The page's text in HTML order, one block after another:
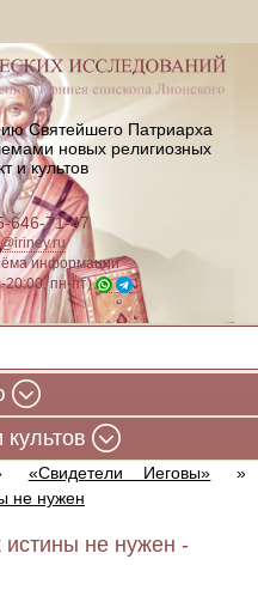
Святейшего Патриарха
новых религиозных
и культов
646-71-47
информации
20:00, пн-пт)
культов
«Свидетели Иеговы»
»
не нужен
не нужен -